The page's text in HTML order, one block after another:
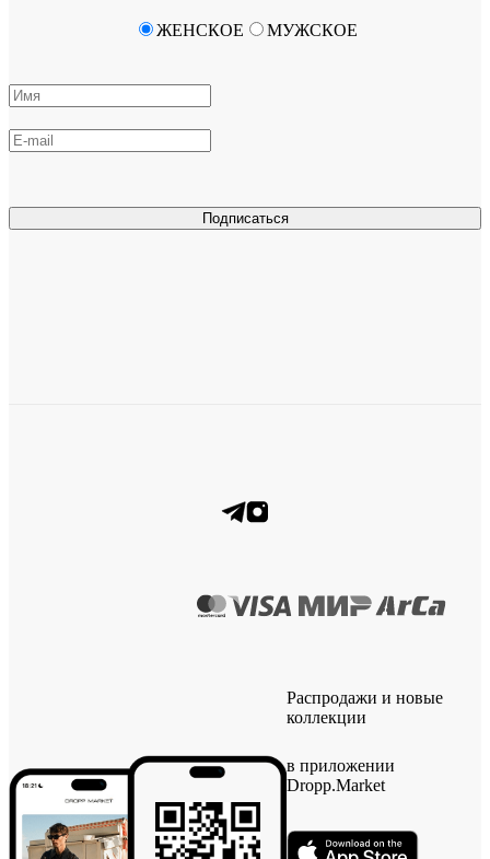
Подписаться
ЖЕНСКОЕ МУЖСКОЕ
Распродажи и новые
коллекции
в приложении
Dropp.Market